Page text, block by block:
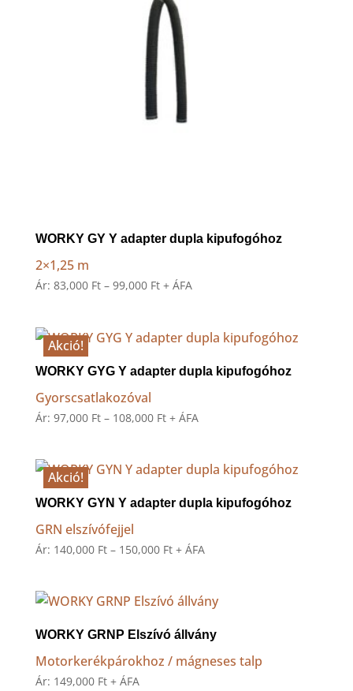
WORKY GY Y adapter dupla kipufogóhoz
2×1,25 m
Ár: 83,000 Ft – 99,000 FtÁrtartomány:
99,000 Ft
+ ÁFA
Akció!
WORKY GYG Y adapter dupla kipufogóhoz
Gyorscsatlakozóval
Ár: 97,000 Ft – 108,000 FtÁrtartomány:
108,000 Ft
+ ÁFA
Akció!
WORKY GYN Y adapter dupla kipufogóhoz
GRN elszívófejjel
Ár: 140,000 Ft – 150,000 FtÁrtartomány:
150,000 Ft
+ ÁFA
WORKY GRNP Elszívó állvány
Motorkerékpárokhoz / mágneses talp
Ár: 149,000 Ft + ÁFA